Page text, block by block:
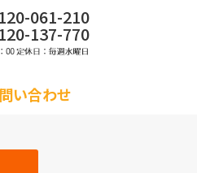
061-210
137-770
い合わせ